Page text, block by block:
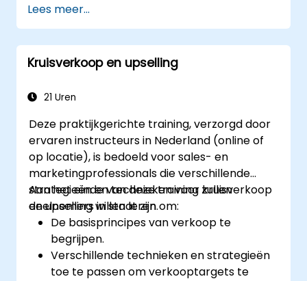
bepalen
Een alomvattende marketingstrategie
met duidelijke doelen en KPI’s op te
stellen
marketingtactieken effectief toe te
Marketingcampagnes te evalueren en
verder te optimaliseren voor betere
resultaten
Lees meer...
Kruisverkoop en upselling
21 Uren
Deze praktijkgerichte training, verzorgd door
ervaren instructeurs in Nederland (online of
op locatie), is bedoeld voor sales- en
marketingprofessionals die verschillende
strategieën en technieken voor kruisverkoop
en upselling willen leren.
Aan het einde van deze training zullen
deelnemers in staat zijn om:
De basisprincipes van verkoop te
begrijpen.
Verschillende technieken en strategieën
toe te passen om verkooptargets te